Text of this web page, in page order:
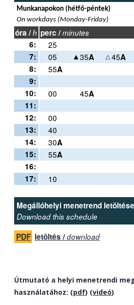
Munkanapokon (hétfő-péntek)
On workdays (Monday-Friday)
óra /h perc /minutes
6:
25
7:
05 35A 45A
8:
55A
9:
10:
00 45A
11:
12:
00
13:
40
14:
30A
15:
55A
16:
17:
10
Megállóhelyi menetrend letöltése
Download this schedule
PDF letöltés /download
Útmutató a helyi menetrendi
használatához: (pdf) (videó)